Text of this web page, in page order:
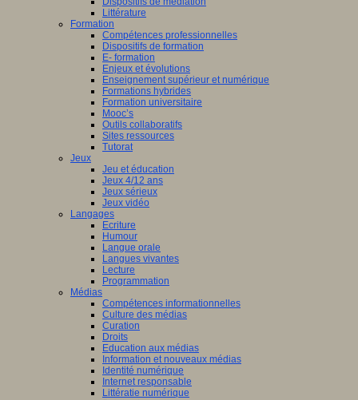
Littérature
Formation
Compétences professionnelles
Dispositifs de formation
E- formation
Enjeux et évolutions
Enseignement supérieur et numérique
Formations hybrides
Formation universitaire
Mooc’s
Outils collaboratifs
Sites ressources
Tutorat
Jeux
Jeu et éducation
Jeux 4/12 ans
Jeux sérieux
Jeux vidéo
Langages
Ecriture
Humour
Langue orale
Langues vivantes
Lecture
Programmation
Médias
Compétences informationnelles
Culture des médias
Curation
Droits
Education aux médias
Information et nouveaux médias
Identité numérique
Internet responsable
Littératie numérique